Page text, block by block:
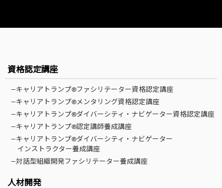
資格認定講座
—キャリアトランプ®ファシリテーター資格認定講座
—キャリアトランプ®メンタリング資格認定講座
—キャリアトランプ®ダイバーシティ・ナビゲーター資格認定講座
—キャリアトランプ®認定講師養成講座
—キャリアトランプ®ダイバーシティ・ナビゲーター
インストラクター養成講座
—対話型組織開発ファシリテーター養成講座
人材開発